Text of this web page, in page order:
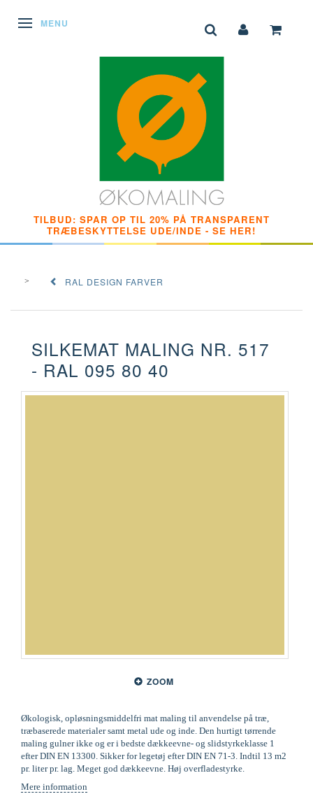
SKIFTE NAVIGATION
MENU
TILBUD: SPAR OP TIL 20% PÅ TRANSPARENT
TRÆBESKYTTELSE UDE/INDE - SE HER!
RAL DESIGN FARVER
SILKEMAT MALING NR. 517
- RAL 095 80 40
ZOOM
Økologisk, opløsningsmiddelfri mat maling til anvendelse på træ,
træbaserede materialer samt metal ude og inde. Den hurtigt tørrende
maling gulner ikke og er i bedste dækkeevne- og slidstyrkeklasse 1
efter DIN EN 13300. Sikker for legetøj efter DIN EN 71-3. Indtil 13 m2
pr. liter pr. lag. Meget god dækkeevne. Høj overfladestyrke.
Mere information